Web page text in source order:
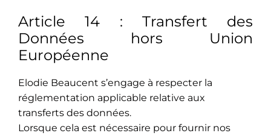
Article 14 : Transfert des
Données hors Union
Européenne
Elodie Beaucent s’engage à respecter la
réglementation applicable relative aux
transferts des données.
Lorsque cela est nécessaire pour fournir nos